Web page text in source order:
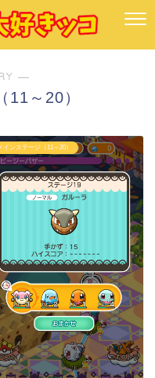
―
11～20）
メインステージ（11～20）